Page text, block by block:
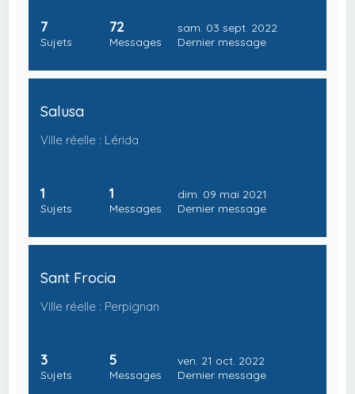
7
Sujets
72
Messages
sam. 03 sept. 2022
Dernier message
Salusa
Ville réelle : Lérida
1
Sujets
1
Messages
dim. 09 mai 2021
Dernier message
Sant Frocia
Ville réelle : Perpignan
3
Sujets
5
Messages
ven. 21 oct. 2022
Dernier message